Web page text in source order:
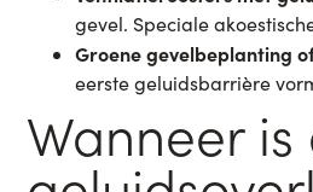
gevel. Speciale
Groene gevelbeplanting
eerste geluidsbarrière
Wanneer